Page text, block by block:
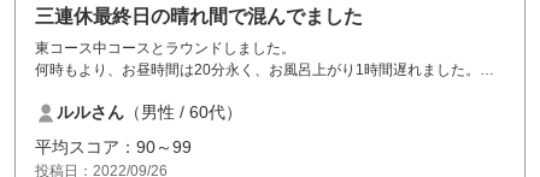
三連休最終日の晴れ間で混んでました
東コース中コースとラウンドしました。
何時もより、お昼時間は20分永く、お風呂上がり1時間遅れました。各
うか？混んでました。
ルルさん （男性 / 60代）
平均スコア：90～99
投稿日：2022/09/26